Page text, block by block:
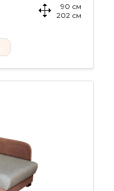
90 см
202 см